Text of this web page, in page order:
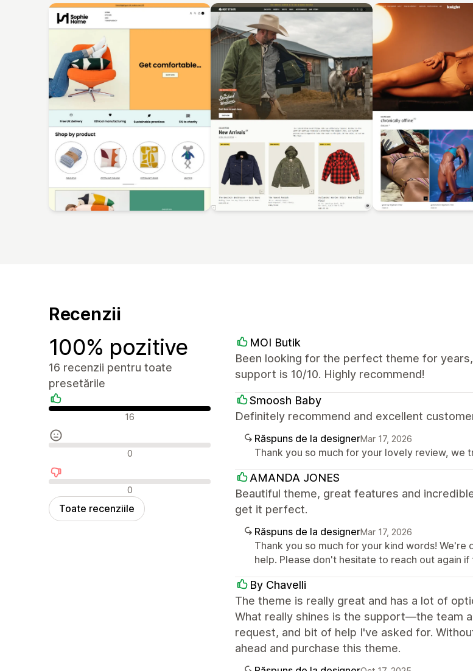
Recenzii
100% pozitive
16 recenzii pentru toate
presetările
Recenzii pozitive16
Recenzii neutre 0
Recenzii negative0
Toate recenziile
MOI Butik
Been looking for the perfect theme for
support is 10/10. Highly recommend!
Smoosh Baby
Definitely recommend and excellent
Răspuns de la designerMar 17, 2026
Thank you so much for your lovely review, we
AMANDA JONES
Beautiful theme, great features and
get it perfect.
Răspuns de la designerMar 17, 2026
Thank you so much for your kind words!
help. Please don't hesitate to reach out again
By Chavelli
The theme is really great and has a lot of
What really shines is the support—the team
request, and bit of help I've asked for.
ahead and purchase this theme.